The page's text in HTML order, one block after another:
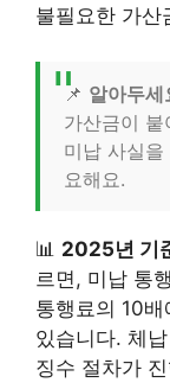
불필요한 가산
📌 알아두세
가산금이
미납 사실
요해요.
📊 2025년 기
르면, 미납 통
통행료의 10
있습니다. 체
징수 절차가